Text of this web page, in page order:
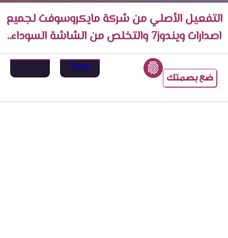
التفعيل الأصلي من شركة مايكروسوفت لجميع
اصدارات ويندوز7 والتخلص من الشاشة السوداء..
ضع بصمتك
Tweet